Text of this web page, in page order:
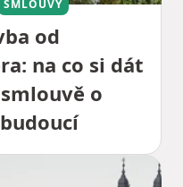
SMLOUVY
od
na co si dát
o